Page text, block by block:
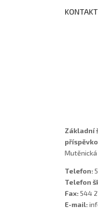
Základní
Mutěnická
Telefon:
Telefon
Fax: 544
E-mail: